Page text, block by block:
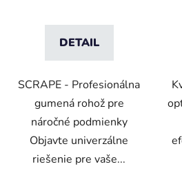
DETAIL
SCRAPE - Profesionálna
gumená rohož pre
náročné podmienky
Objavte univerzálne
riešenie pre vaše...